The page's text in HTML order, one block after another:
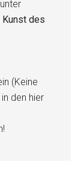
Kunst des
(Keine
den hier